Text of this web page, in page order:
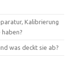
Kalibrierung
was deckt sie ab?